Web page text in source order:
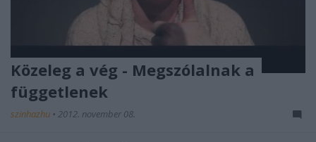
Közeleg a vég - Megszólalnak a
függetlenek
szinhazhu • 2012. november 08.